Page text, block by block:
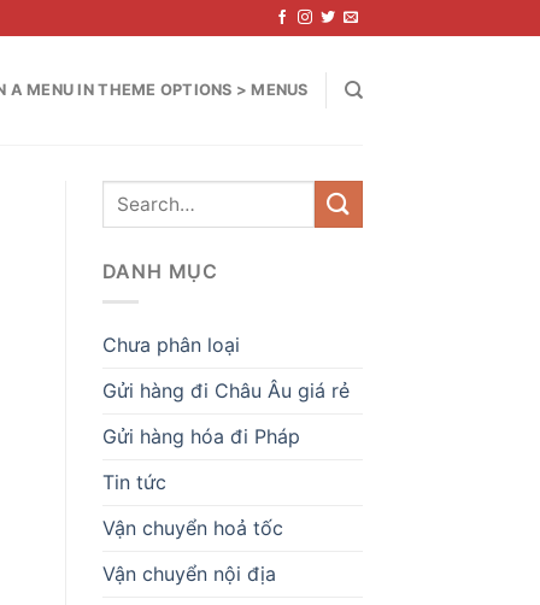
A MENU IN THEME OPTIONS > MENUS
DANH MỤC
Chưa phân loại
Gửi hàng đi Châu Âu giá rẻ
Gửi hàng hóa đi Pháp
Tin tức
Vận chuyển hoả tốc
Vận chuyển nội địa